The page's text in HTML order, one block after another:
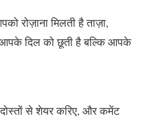
रोज़ाना मिलती है ताज़ा,
आपके दिल को छूती है बल्कि आपके
दोस्तों से शेयर करिए, और कमेंट